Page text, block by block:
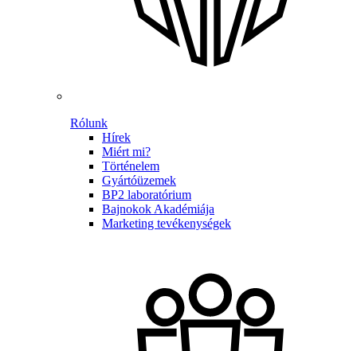
Rólunk
Hírek
Miért mi?
Történelem
Gyártóüzemek
BP2 laboratórium
Bajnokok Akadémiája
Marketing tevékenységek